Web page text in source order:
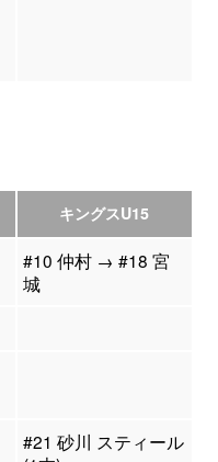
キングスU15
#10 仲村 → #18 宮
城
#21 砂川 スティール